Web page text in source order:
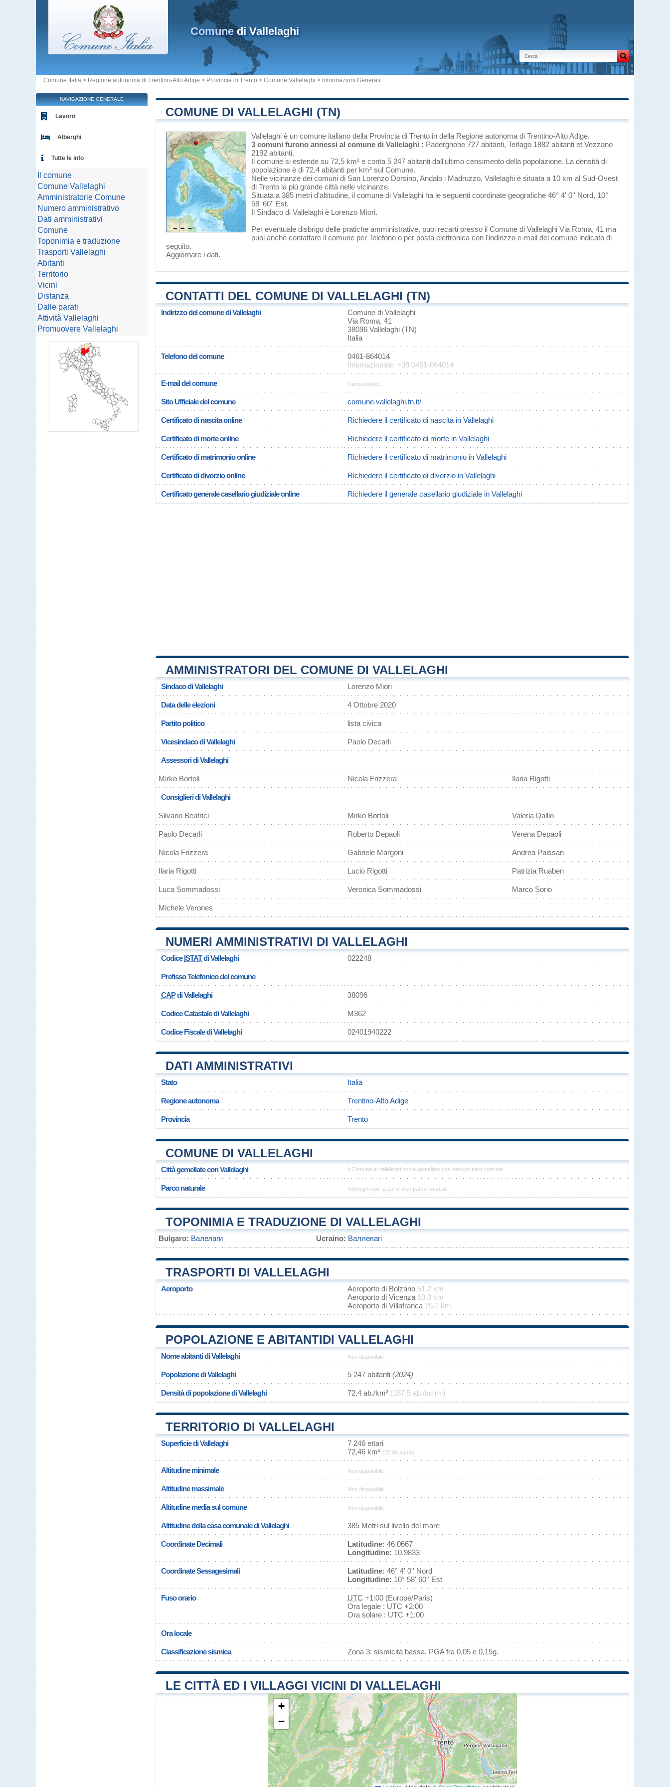
Comunedi Vallelaghi
Comune Italia > Regione autonoma di Trentino-Alto Adige > Provincia di Trento > Comune Vallelaghi > Informazioni Generali
COMUNE DI VALLELAGHI (TN)
Vallelaghi è un comune italiano della Provincia di Trento in della Regione autonoma di Trentino-Alto Adige.
3 comuni furono annessi al comune di Vallelaghi : Padergnone 727 abitanti, Terlago 1882 abitanti et Vezzano
2192 abitanti.
Il comune si estende su 72,5 km² e conta 5 247 abitanti dall'ultimo censimento della popolazione. La densità di
popolazione è di 72,4 abitanti per km² sul Comune.
Nelle vicinanze dei comuni di San Lorenzo Dorsino, Andalo i Madruzzo, Vallelaghi è situata a 10 km al Sud-Ovest
di Trento la più grande città nelle vicinanze.
Situata a 385 metri d'altitudine, il comune di Vallelaghi ha le seguenti coordinate geografiche 46° 4' 0'' Nord, 10°
58' 60'' Est.
Il Sindaco di Vallelaghi è Lorenzo Miori.
Per eventuale disbrigo delle pratiche amministrative, puoi recarti presso il Comune di Vallelaghi Via Roma, 41 ma
puoi anche contattare il comune per Telefono o per posta elettronica con l'indirizzo e-mail del comune indicato di
seguito.
Aggiornare i dati.
CONTATTI DEL COMUNE DI VALLELAGHI (TN)
Indirizzo del comune di Vallelaghi
Comune di Vallelaghi
Via Roma, 41
38096 Vallelaghi (TN)
Italia
Telefono del comune
0461-864014
Internazionale: +39 0461-864014
E-mail del comune Caricamento...
Sito Ufficiale del comune comune.vallelaghi.tn.it/
Certificato di nascita online Richiedere il certificato di nascita in Vallelaghi
Certificato di morte online Richiedere il certificato di morte in Vallelaghi
Certificato di matrimonio online Richiedere il certificato di matrimonio in Vallelaghi
Certificato di divorzio online Richiedere il certificato di divorzio in Vallelaghi
Certificato generale casellario giudiziale online Richiedere il generale casellario giudiziale in Vallelaghi
AMMINISTRATORI DEL COMUNE DI VALLELAGHI
Sindaco di Vallelaghi Lorenzo Miori
Data delle elezioni 4 Ottobre 2020
Partito politico lista civica
Vicesindaco di Vallelaghi Paolo Decarli
Assessori di Vallelaghi
Mirko Bortoli Nicola Frizzera Ilaria Rigotti
Consiglieri di Vallelaghi
Silvano Beatrici Mirko Bortoli Valeria Dallio
Paolo Decarli Roberto Depaoli Verena Depaoli
Nicola Frizzera Gabriele Margoni Andrea Paissan
Ilaria Rigotti Lucio Rigotti Patrizia Ruaben
Luca Sommadossi Veronica Sommadossi Marco Sorio
Michele Verones
NUMERI AMMINISTRATIVI DI VALLELAGHI
CodiceISTATdi Vallelaghi 022248
Prefisso Telefonico del comune
CAPdi Vallelaghi 38096
Codice Catastale di Vallelaghi M362
Codice Fiscale di Vallelaghi 02401940222
DATI AMMINISTRATIVI
Stato Italia
Regione autonoma Trentino-Alto Adige
Provincia Trento
COMUNE DI VALLELAGHI
Città gemellate con Vallelaghi Il Comune di Vallelaghi non è gemellato con nessun altro comune.
Parco naturale Vallelaghi non fa parte d'un parco naturale
TOPONIMIA E TRADUZIONE DI VALLELAGHI
Bulgaro: Валелаги Ucraino: Валлелагі
TRASPORTI DI VALLELAGHI
Aeroporto Aeroporto di Bolzano 51.2 km
Aeroporto di Vicenza 69.3 km
Aeroporto di Villafranca 75.1 km
POPOLAZIONE E ABITANTIDI VALLELAGHI
Nome abitanti di Vallelaghi Non disponibile
Popolazione di Vallelaghi 5 247 abitanti (2024)
Densità di popolazione di Vallelaghi 72,4 ab./km² (187,5 ab./sq mi)
TERRITORIO DI VALLELAGHI
Superficie di Vallelaghi
7 246 ettari
72,46 km² (27,98 sq mi)
Altitudine minimale Non disponibile
Altitudine massimale Non disponibile
Altitudine media sul comune Non disponibile
Altitudine della casa comunale di Vallelaghi 385 Metri sul livello del mare
Coordinate Decimali Latitudine: 46.0667
Longitudine: 10.9833
Coordinate Sessagesimali Latitudine: 46° 4' 0'' Nord
Longitudine: 10° 58' 60'' Est
Fuso orario UTC +1:00 (Europe/Paris)
Ora legale : UTC +2:00
Ora solare : UTC +1:00
Ora locale
Classificazione sismica Zona 3: sismicità bassa, PGA fra 0,05 e 0,15g.
LE CITTÀ ED I VILLAGGI VICINI DI VALLELAGHI
+
−
NAVIGAZIONE GENERALE
Lavoro
Alberghi
Tutte le info
Il comune
Comune Vallelaghi
Amministratorie Comune
Numero amministrativo
Dati amministrativi
Comune
Toponimia e traduzione
Trasporti Vallelaghi
Abitanti
Territorio
Vicini
Distanza
Dalle parati
Attività Vallelaghi
Promuovere Vallelaghi